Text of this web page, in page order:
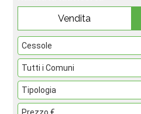
Vendita